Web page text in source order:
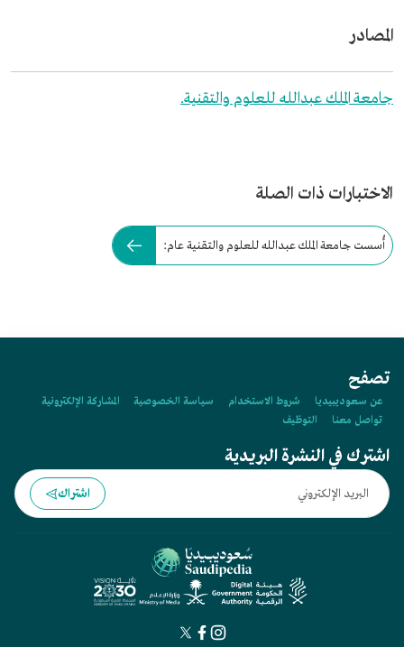
المصادر
جامعة الملك عبدالله للعلوم والتقنية.
الاختبارات ذات الصلة
أُسست جامعة الملك عبدالله للعلوم والتقنية عام:
تصفح
عن سعوديبيديا شروط الاستخدام سياسة الخصوصية
المشاركة الإلكترونية
تواصل معنا
التوظيف
اشترك في النشرة البريدية
اشتراك